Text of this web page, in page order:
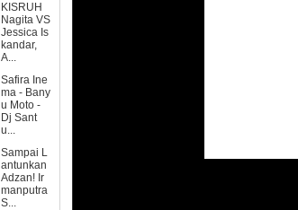
KISRUH
Nagita VS
Jessica Is
kandar,
A...
Safira Ine
ma - Bany
u Moto -
Dj Sant
u...
Sampai L
antunkan
Adzan! Ir
manputra
S...